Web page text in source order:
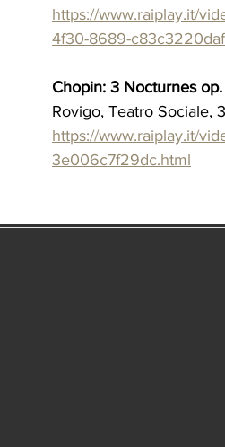
https://www.raiplay.it/
4f30-8689-
Chopin: 3 Nocturnes
Rovigo, Teatro Sociale,
https://www.raiplay.it/
3e006c7f29dc.html